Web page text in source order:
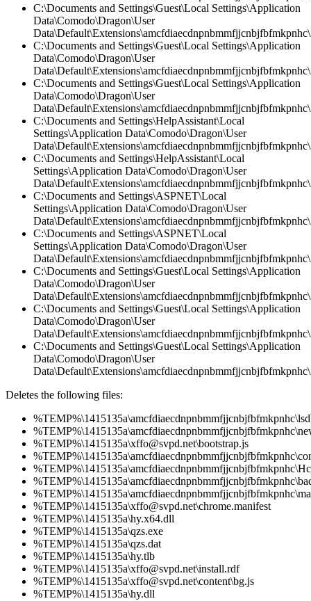
C:\Documents and Settings\Guest\Local Settings\Application
Data\Comodo\Dragon\User
C:\Documents and Settings\Guest\Local Settings\Application
Data\Comodo\Dragon\User
C:\Documents and Settings\Guest\Local Settings\Application
Data\Comodo\Dragon\User
C:\Documents and Settings\HelpAssistant\Local
Settings\Application Data\Comodo\Dragon\User
C:\Documents and Settings\HelpAssistant\Local
Settings\Application Data\Comodo\Dragon\User
C:\Documents and Settings\ASPNET\Local
Settings\Application Data\Comodo\Dragon\User
C:\Documents and Settings\ASPNET\Local
Settings\Application Data\Comodo\Dragon\User
C:\Documents and Settings\Guest\Local Settings\Application
Data\Comodo\Dragon\User
C:\Documents and Settings\Guest\Local Settings\Application
Data\Comodo\Dragon\User
C:\Documents and Settings\Guest\Local Settings\Application
Data\Comodo\Dragon\User
Deletes the following files:
%TEMP%\1415135a\xffo@svpd.net\bootstrap.js
%TEMP%\1415135a\xffo@svpd.net\chrome.manifest
%TEMP%\1415135a\hy.x64.dll
%TEMP%\1415135a\qzs.exe
%TEMP%\1415135a\qzs.dat
%TEMP%\1415135a\hy.tlb
%TEMP%\1415135a\xffo@svpd.net\install.rdf
%TEMP%\1415135a\xffo@svpd.net\content\bg.js
%TEMP%\1415135a\hy.dll